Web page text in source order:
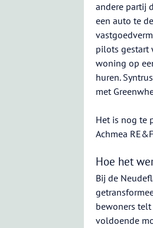
andere partij
een auto te
pilots gestart
woning op
huren.
met
Het is nog te
Achmea
Hoe het
Bij de
bewoners
voldoende